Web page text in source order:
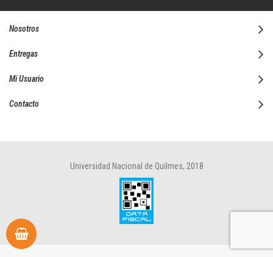
Nosotros
Entregas
Mi Usuario
Contacto
Universidad Nacional de Quilmes, 2018